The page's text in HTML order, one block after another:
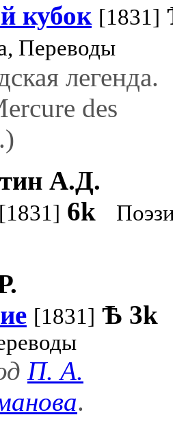
кубок [1831]
Переводы
легенда.
des
А.Д.
[1831] 6k
[1831] Ѣ 3k
П. А.
.